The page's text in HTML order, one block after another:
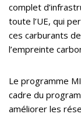
complet
toute l’UE, qui
ces carburants
l’empreinte
Le programme
cadre du
améliorer les